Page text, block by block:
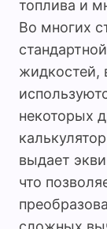
топлива и
Во многих
жидкостей,
некоторых
выдает
что